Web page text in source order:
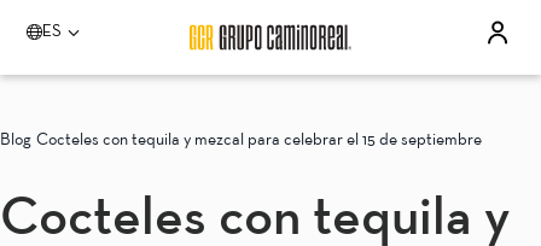
ES
Por favor elija un destino
Quinta Real Acapulco
Aguascalientes
Quinta Real Aguascalientes
Blog Cocteles con tequila y mezcal para celebrar el 15 de septiembre
Cocteles con tequila y